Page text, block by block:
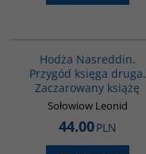
Hodża Nasreddin.
Przygód księga druga.
Zaczarowany książę
Sołowiow Leonid
44.00PLN